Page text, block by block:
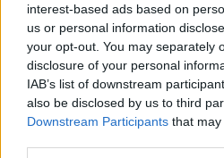
interest-based ads based on
us or personal information
your opt-out. You may separately
disclosure of your personal
IAB’s list of downstream
also be disclosed by us to third
Downstream Participants that
Novità dall'Associazione
Novità dalle Sorelle
Parole e Vita
Pubblicazioni